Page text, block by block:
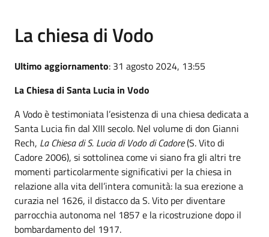
La chiesa di Vodo
Ultimo aggiornamento: 31 agosto 2024, 13:55
La Chiesa di Santa Lucia in Vodo
A Vodo è testimoniata l’esistenza di una chiesa dedicata a
Santa Lucia fin dal XIII secolo. Nel volume di don Gianni
Rech, La Chiesa di S. Lucia di Vodo di Cadore(S. Vito di
Cadore 2006), si sottolinea come vi siano fra gli altri tre
momenti particolarmente significativi per la chiesa in
relazione alla vita dell’intera comunità: la sua erezione a
curazia nel 1626, il distacco da S. Vito per diventare
parrocchia autonoma nel 1857 e la ricostruzione dopo il
bombardamento del 1917.